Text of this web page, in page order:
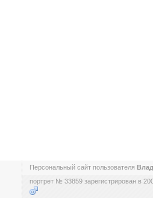
Персональный сайт пользователя
портрет № 33859 зарегистрирован в